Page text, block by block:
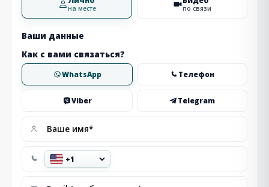
на месте по связи
Ваши данные
Как с вами связаться?
WhatsApp Телефон
Viber Telegram